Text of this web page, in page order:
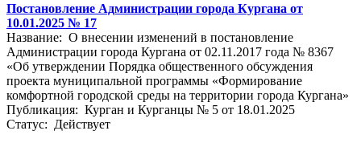
Постановление Администрации города Кургана от
10.01.2025 № 17
Название: О внесении изменений в постановление
Администрации города Кургана от 02.11.2017 года № 8367
«Об утверждении Порядка общественного обсуждения
проекта муниципальной программы «Формирование
комфортной городской среды на территории города Кургана»
Публикация: Курган и Курганцы № 5 от 18.01.2025
Статус: Действует